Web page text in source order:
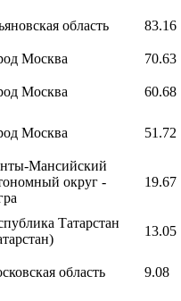
область 83.16
Москва 70.63
Москва 60.68
Москва 51.72
Мансийский
округ -
19.67
Татарстан
13.05
область 9.08